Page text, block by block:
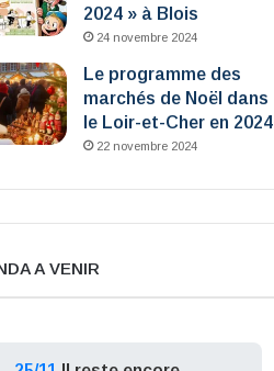
2024 » à Blois
24 novembre 2024
Le programme des
marchés de Noël dans
le Loir-et-Cher en 2024
22 novembre 2024
A VENIR